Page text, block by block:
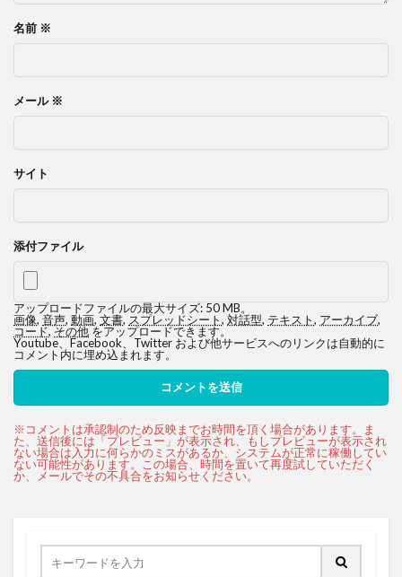
名前 ※
メール ※
サイト
添付ファイル
アップロードファイルの最大サイズ: 50 MB。
画像, 音声, 動画, 文書, スプレッドシート, 対話型, テキスト, アーカイブ,
コード,その他をアップロードできます。
Youtube、Facebook、Twitter および他サービスへのリンクは自動的に
コメント内に埋め込まれます。